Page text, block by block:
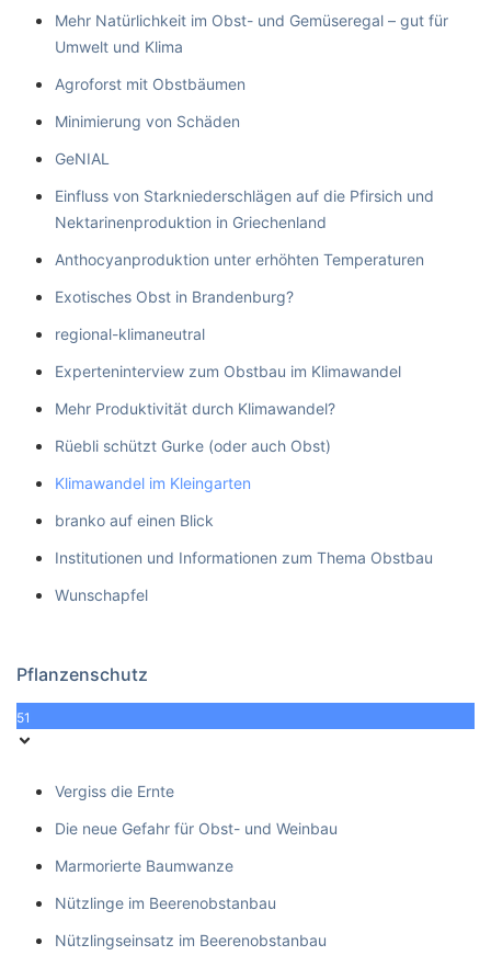
Mehr Natürlichkeit im Obst- und Gemüseregal – gut für
Umwelt und Klima
Agroforst mit Obstbäumen
Minimierung von Schäden
GeNIAL
Einfluss von Starkniederschlägen auf die Pfirsich und
Nektarinenproduktion in Griechenland
Anthocyanproduktion unter erhöhten Temperaturen
Exotisches Obst in Brandenburg?
regional-klimaneutral
Experteninterview zum Obstbau im Klimawandel
Mehr Produktivität durch Klimawandel?
Rüebli schützt Gurke (oder auch Obst)
Klimawandel im Kleingarten
branko auf einen Blick
Institutionen und Informationen zum Thema Obstbau
Wunschapfel
Pflanzenschutz
51
Vergiss die Ernte
Die neue Gefahr für Obst- und Weinbau
Marmorierte Baumwanze
Nützlinge im Beerenobstanbau
Nützlingseinsatz im Beerenobstanbau